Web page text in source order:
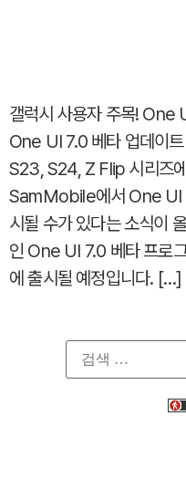
갤럭시 사용자 주목! One
One UI 7.0 베타 업데이
S23, S24, Z Flip 시리즈
SamMobile에서 One UI
시될 수가 있다는 소식이
인 One UI 7.0 베타 프로
에 출시될 예정입니다. […]
검
색: